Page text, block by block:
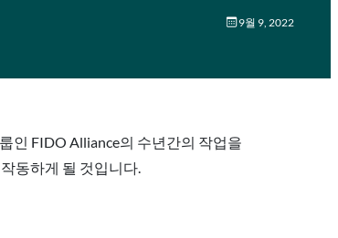
9월 9, 2022
인 FIDO Alliance의 수년간의 작업을
동하게 될 것입니다.